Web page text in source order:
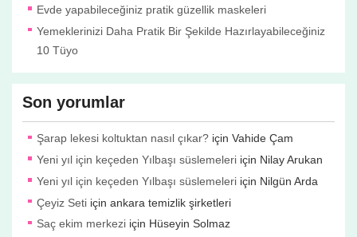
Evde yapabileceğiniz pratik güzellik maskeleri
Yemeklerinizi Daha Pratik Bir Şekilde Hazırlayabileceğiniz
10 Tüyo
Son yorumlar
Şarap lekesi koltuktan nasıl çıkar? içinVahide Çam
Yeni yıl için keçeden Yılbaşı süslemeleri için Nilay Arukan
Yeni yıl için keçeden Yılbaşı süslemeleri için Nilgün Arda
Çeyiz Seti içinankara temizlik şirketleri
Saç ekim merkezi için Hüseyin Solmaz